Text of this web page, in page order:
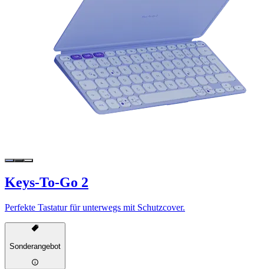
Keys-To-Go 2
Perfekte Tastatur für unterwegs mit Schutzcover.
Sonderangebot